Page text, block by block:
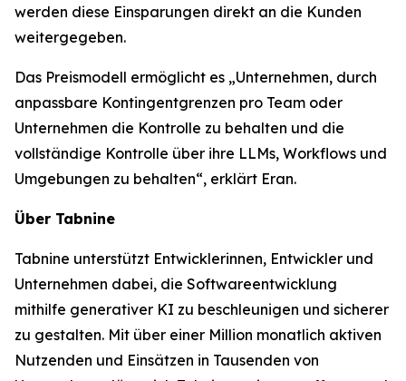
werden diese Einsparungen direkt an die Kunden
weitergegeben.
Das Preismodell ermöglicht es „Unternehmen, durch
anpassbare Kontingentgrenzen pro Team oder
Unternehmen die Kontrolle zu behalten und die
vollständige Kontrolle über ihre LLMs, Workflows und
Umgebungen zu behalten“, erklärt Eran.
Über Tabnine
Tabnine unterstützt Entwicklerinnen, Entwickler und
Unternehmen dabei, die Softwareentwicklung
mithilfe generativer KI zu beschleunigen und sicherer
zu gestalten. Mit über einer Million monatlich aktiven
Nutzenden und Einsätzen in Tausenden von